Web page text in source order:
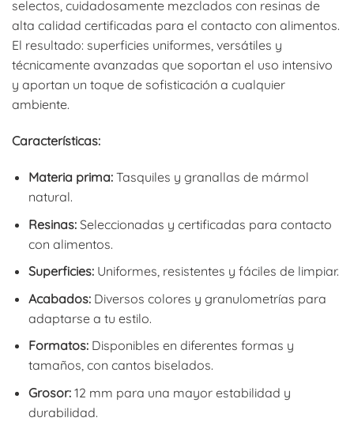
selectos, cuidadosamente mezclados con resinas de
alta calidad certificadas para el contacto con alimentos.
El resultado: superficies uniformes, versátiles y
técnicamente avanzadas que soportan el uso intensivo
y aportan un toque de sofisticación a cualquier
ambiente.
Características:
Materia prima:Tasquiles y granallas de mármol
natural.
Resinas:Seleccionadas y certificadas para contacto
con alimentos.
Superficies:Uniformes, resistentes y fáciles de limpiar.
Acabados:Diversos colores y granulometrías para
adaptarse a tu estilo.
Formatos:Disponibles en diferentes formas y
tamaños, con cantos biselados.
Grosor:12 mm para una mayor estabilidad y
durabilidad.